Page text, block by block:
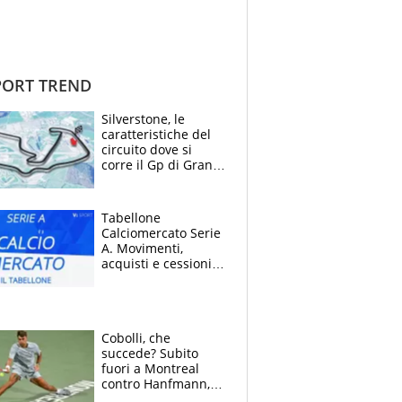
TREND
Silverstone, le
caratteristiche del
circuito dove si
corre il Gp di Gran
Tabellone
Calciomercato Serie
A. Movimenti,
acquisti e cessioni:
Cobolli, che
succede? Subito
fuori a Montreal
contro Hanfmann,